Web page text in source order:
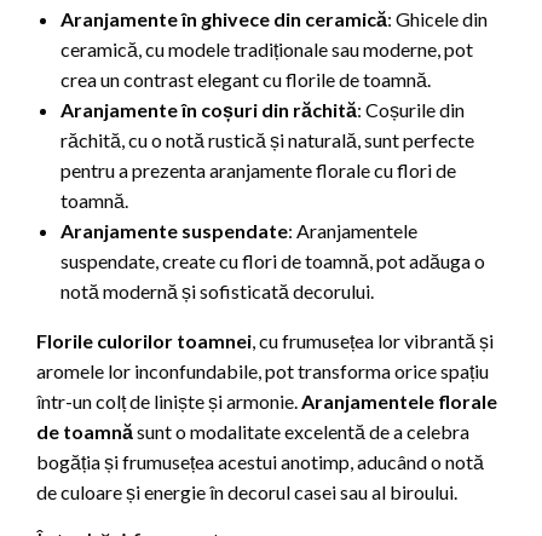
Aranjamente în ghivece din ceramică: Ghicele din
ceramică, cu modele tradiționale sau moderne, pot
crea un contrast elegant cu florile de toamnă.
Aranjamente în coșuri din răchită: Coșurile din
răchită, cu o notă rustică și naturală, sunt perfecte
pentru a prezenta aranjamente florale cu flori de
toamnă.
Aranjamente suspendate: Aranjamentele
suspendate, create cu flori de toamnă, pot adăuga o
notă modernă și sofisticată decorului.
Florile culorilor toamnei, cu frumusețea lor vibrantă și
aromele lor inconfundabile, pot transforma orice spațiu
într-un colț de liniște și armonie.Aranjamentele florale
de toamnăsunt o modalitate excelentă de a celebra
bogăția și frumusețea acestui anotimp, aducând o notă
de culoare și energie în decorul casei sau al biroului.